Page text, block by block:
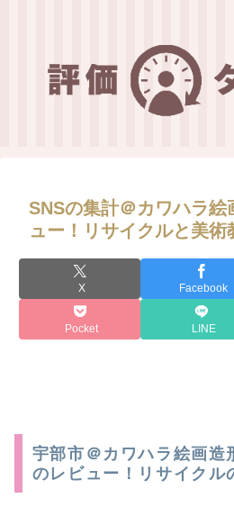
SNSの集計＠カワハラ絵
ュー！リサイクルと美術
X Facebook
Pocket LINE
宇部市＠カワハラ絵画造
のレビュー！リサイクル